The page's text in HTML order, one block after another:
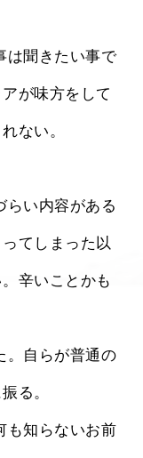
が味方をして
ない。
てしまった以
辛いことかも
る。